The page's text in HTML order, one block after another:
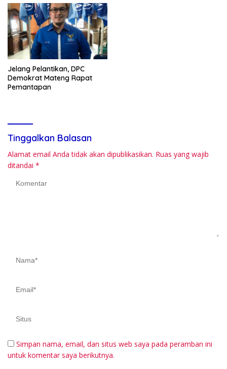
Jelang Pelantikan, DPC
Demokrat Mateng Rapat
Pemantapan
Tinggalkan Balasan
Alamat email Anda tidak akan dipublikasikan. Ruas yang wajib
ditandai *
Simpan nama, email, dan situs web saya pada peramban ini
untuk komentar saya berikutnya.